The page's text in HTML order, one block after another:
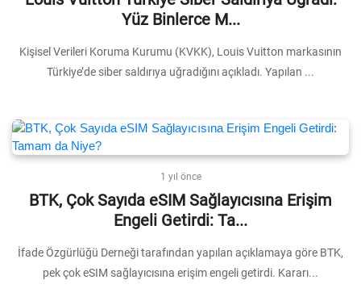
Yüz Binlerce M...
Kişisel Verileri Koruma Kurumu (KVKK), Louis Vuitton markasının
Türkiye’de siber saldırıya uğradığını açıkladı. Yapılan ...
1 yıl önce
BTK, Çok Sayıda eSIM Sağlayıcısına Erişim
Engeli Getirdi: Ta...
İfade Özgürlüğü Derneği tarafından yapılan açıklamaya göre BTK,
pek çok eSIM sağlayıcısına erişim engeli getirdi. Kararı...